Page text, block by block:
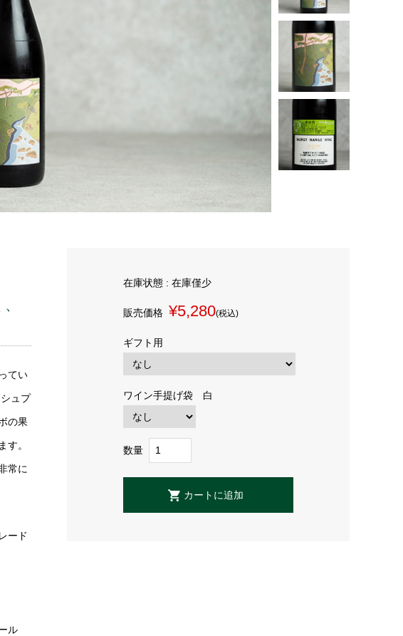
てい
ュプ
の果
す。
常に
ード
ル
在庫状態 : 在庫僅少
販売価格 ¥5,280(税込)
ギフト用
ワイン手提げ袋 白
数量